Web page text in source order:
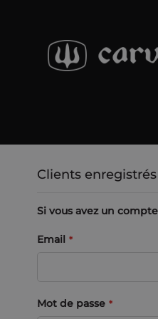
contenu
Clients enregistrés
Si vous avez un
Email
Mot de passe